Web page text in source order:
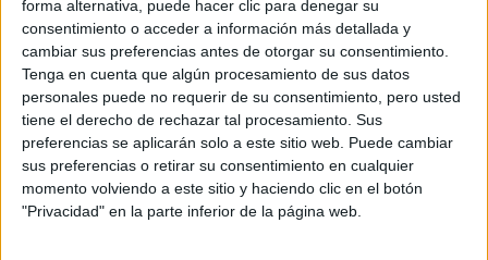
forma alternativa, puede hacer clic para denegar su
consentimiento o acceder a información más detallada y
cambiar sus preferencias antes de otorgar su consentimiento.
Tenga en cuenta que algún procesamiento de sus datos
personales puede no requerir de su consentimiento, pero usted
tiene el derecho de rechazar tal procesamiento. Sus
preferencias se aplicarán solo a este sitio web. Puede cambiar
sus preferencias o retirar su consentimiento en cualquier
momento volviendo a este sitio y haciendo clic en el botón
"Privacidad" en la parte inferior de la página web.